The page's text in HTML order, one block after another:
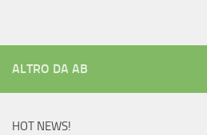
ALTRO DA AB
HOT NEWS!